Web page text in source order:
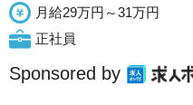
月給29万円～31万円
正社員
Sponsored by